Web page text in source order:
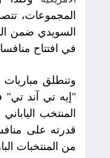
المجموعات،
السويدي ضمن
في افتتاح
وتنطلق مباريات
"إيه تي آند
المنتخب
قدرته على
من المنتخبات